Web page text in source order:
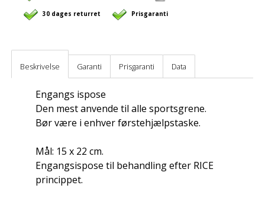
30 dages returret Prisgaranti
Beskrivelse Garanti Prisgaranti Data
Engangs ispose
Den mest anvende til alle sportsgrene.
Bør være i enhver førstehjælpstaske.
Mål: 15 x 22 cm.
Engangsispose til behandling efter RICE
princippet.